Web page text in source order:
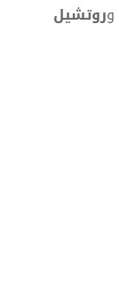
وروتشيل